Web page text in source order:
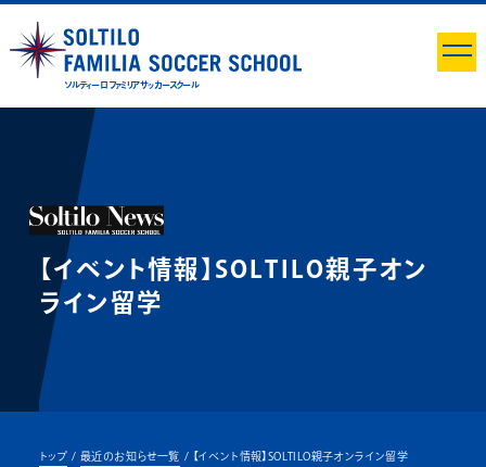
ソルティーロ ファミリア サッカースクール
【イベント情報】SOLTILO親子オン
ライン留学
トップ 最近のお知らせ一覧 【イベント情報】SOLTILO親子オンライン留学